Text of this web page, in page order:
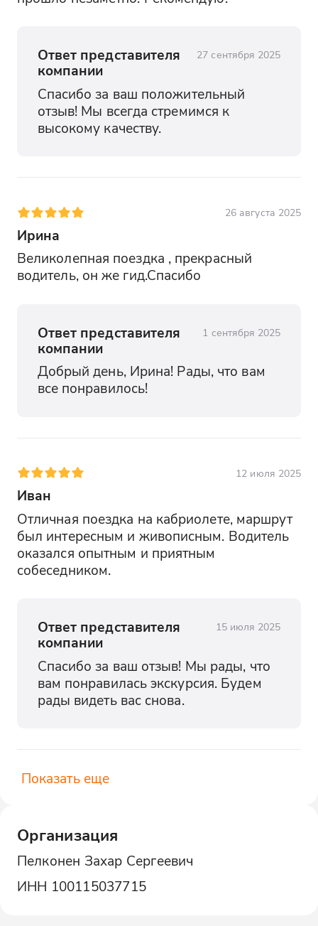
Ответ представителя
компании
27 сентября 2025
Спасибо за ваш положительный
отзыв! Мы всегда стремимся к
высокому качеству.
26 августа 2025
Ирина
Великолепная поездка , прекрасный
водитель, он же гид.Спасибо
Ответ представителя
компании
1 сентября 2025
Добрый день, Ирина! Рады, что вам
все понравилось!
12 июля 2025
Иван
Отличная поездка на кабриолете, маршрут
был интересным и живописным. Водитель
оказался опытным и приятным
собеседником.
Ответ представителя
компании
15 июля 2025
Спасибо за ваш отзыв! Мы рады, что
вам понравилась экскурсия. Будем
рады видеть вас снова.
Показать еще
Организация
Пелконен Захар Сергеевич
ИНН 100115037715